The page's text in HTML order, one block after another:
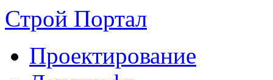
Строй Портал
Проектирование